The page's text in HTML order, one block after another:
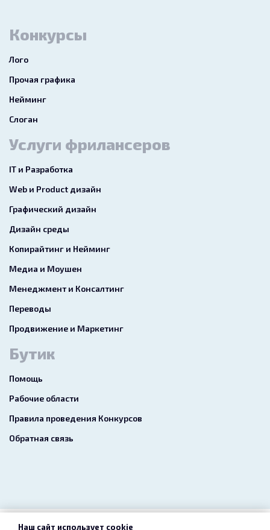
Конкурсы
Лого
Прочая графика
Нейминг
Слоган
Услуги фрилансеров
IT и Разработка
Web и Product дизайн
Графический дизайн
Дизайн среды
Копирайтинг и Нейминг
Медиа и Моушен
Менеджмент и Консалтинг
Переводы
Продвижение и Маркетинг
Бутик
Помощь
Рабочие области
Правила проведения Конкурсов
Обратная связь
Наш сайт использует cookie